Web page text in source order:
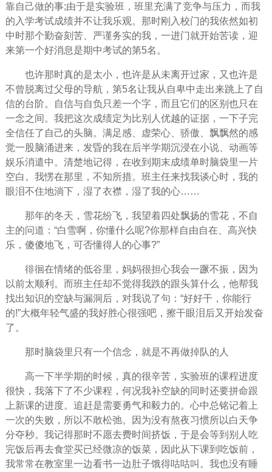
靠自己做的事;由于是实验班，班里充满了竞争与压力，而我
的入学考试成绩并不让我乐观。那时刚入校门的我依然如初
中时那个勤奋刻苦、严谨务实的我，一进门就开始苦读，迎
来第一个好消息是期中考试的第5名。
也许那时真的是太小，也许是从未离开过家，又也许是
不曾脱离过父母的导航，第5名让我从自卑中走出来跳上了自
信的台阶。自信与自负只差一个字，而且它们的区别也只在
一念之间。我把这次成绩定为比别人优越的证据，一下子完
全信任了自己的头脑。满足感、虚荣心、骄傲、飘飘然的感
觉一股脑涌进来，发昏的我在后半学期沉浸在小说、动画等
娱乐消遣中。清楚地记得，在收到期末成绩单时脑袋里一片
空白。我愣在那里，不知所措。班主任来找我谈心时，我的
眼泪不住地淌下，湿了衣襟，湿了我的心……
那年的冬天 ，雪花纷飞，我望着四处飘扬的雪花，不自
主的问道：“白雪啊，你懂什么呢?你那样自由自在、高兴快
乐，傻傻地飞，可否懂得人的心事?”
徘徊在情绪的低谷里， 妈妈很担心我会一蹶不振，因为
以前太顺利。而班主任却不觉得我跌的跟头算什么，他帮我
找出知识的空缺与漏洞后，对我说了句：“好好干，你能行
的!”大概年轻气盛的我好胜心很强吧，擦干眼泪后又开始发奋
了。
那时脑袋里只有一个信念，就是不再做掉队的人
高一下半学期的时候，真的很辛苦，实验班的课程进度
很快，我落下了不少课程，何况我补空缺的同时还要拼命跟
上新课的进度。追赶是需要勇气和毅力的。心中总铭记着上
一次的失败 ，所以不敢松弛。因为没有熬夜习惯所以白天争
分夺秒。我记得那时不愿去费时间挤饭，于是会等到别人吃
完饭后再去食堂买已经微凉的饭菜，因此从下课到吃饭前，
我常常在教室里一边看书一边肚子饿得咕咕叫。我也没有睡